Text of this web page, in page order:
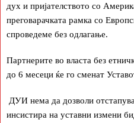
дух и пријателството со
преговарачката рамка со
спроведеме без одлагање.
Партнерите во власта без
до 6 месеци ќе го сменат
ДУИ нема да дозволи
инсистира на уставни измени